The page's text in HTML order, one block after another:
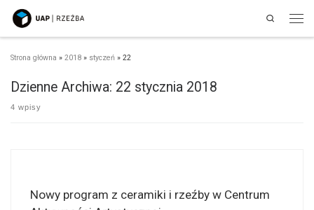
Przejdź do treści
Search
Strona główna » 2018 » styczeń » 22
Dzienne Archiwa: 22 stycznia 2018
4 wpisy
Nowy program z ceramiki i rzeźby w Centrum